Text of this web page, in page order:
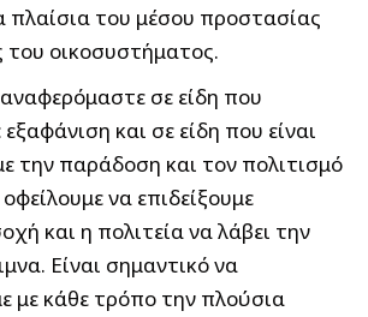
πλαίσια του μέσου προστασίας
του οικοσυστήματος.
σε είδη που
και σε είδη που είναι
την παράδοση και τον πολιτισμό
να επιδείξουμε
και η πολιτεία να λάβει την
Είναι σημαντικό να
με κάθε τρόπο την πλούσια